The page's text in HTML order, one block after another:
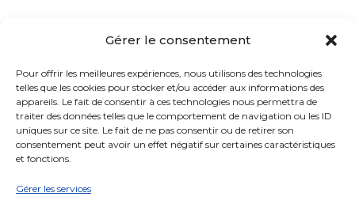
Gérer le consentement
Pour offrir les meilleures expériences, nous utilisons des technologies
telles que les cookies pour stocker et/ou accéder aux informations des
appareils. Le fait de consentir à ces technologies nous permettra de
traiter des données telles que le comportement de navigation ou les ID
uniques sur ce site. Le fait de ne pas consentir ou de retirer son
consentement peut avoir un effet négatif sur certaines caractéristiques
et fonctions.
Gérer les services
Le CHP, c'est quoi ?
Présentation